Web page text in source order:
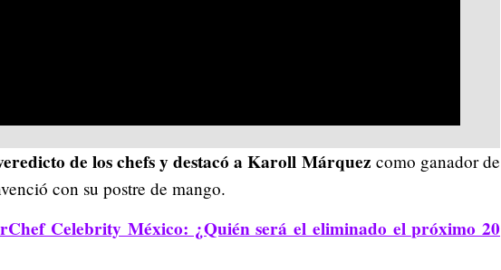
de los chefs y destacó a Karoll Márquez como ganador de
con su postre de mango.
Celebrity México: ¿Quién será el eliminado el próximo 20